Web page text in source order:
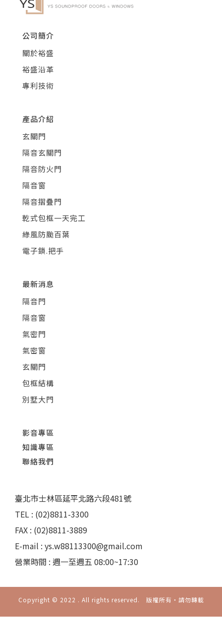
公司簡介
關於裕盛
裕盛沿革
專利技術
產品介紹
玄關門
隔音玄關門
隔音防火門
隔音窗
隔音摺疊門
乾式包框一天完工
綠風防颱百葉
電子鎖.把手
最新消息
隔音門
隔音窗
氣密門
氣密窗
玄關門
包框結構
別墅大門
影音專區
知識專區
聯絡我們
臺北市士林區延平北路六段481號
TEL : (02)8811-3300
FAX : (02)8811-3889
E-mail : ys.w88113300@gmail.com
營業時間 : 週一至週五 08:00~17:30
Copyright © 2022 . All rights reserved. 版權所有‧請勿轉載